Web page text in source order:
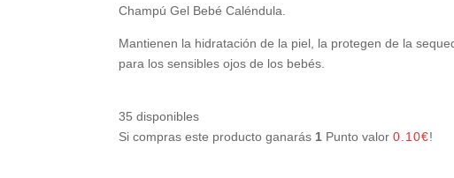
Champú Gel Bebé Caléndula.
Mantienen la hidratación de la piel, la protegen de la
para los sensibles ojos de los bebés.
35 disponibles
Si compras este producto ganarás 1 Punto valor0.10€!